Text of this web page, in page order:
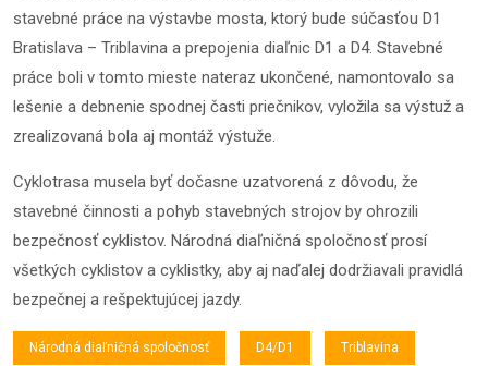
stavebné práce na výstavbe mosta, ktorý bude súčasťou D1
Bratislava – Triblavina a prepojenia diaľnic D1 a D4. Stavebné
práce boli v tomto mieste nateraz ukončené, namontovalo sa
lešenie a debnenie spodnej časti priečnikov, vyložila sa výstuž a
zrealizovaná bola aj montáž výstuže.
Cyklotrasa musela byť dočasne uzatvorená z dôvodu, že
stavebné činnosti a pohyb stavebných strojov by ohrozili
bezpečnosť cyklistov. Národná diaľničná spoločnosť prosí
všetkých cyklistov a cyklistky, aby aj naďalej dodržiavali pravidlá
bezpečnej a rešpektujúcej jazdy.
Národná diaľničná spoločnosť D4/D1 Triblavina